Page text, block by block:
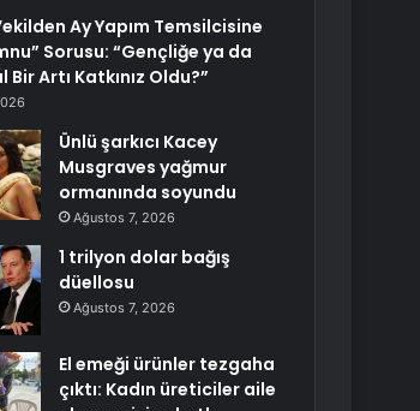
Ay Yapım Temsilcisine
Sorusu: “Gençliğe ya da
Bir Artı Katkınız Oldu?”
Ünlü şarkıcı Kacey
Musgraves yağmur
ormanında soyundu
Ağustos 7, 2026
1 trilyon dolar bağış
düellosu
Ağustos 7, 2026
El emeği ürünler tezgaha
çıktı: Kadın üreticiler aile